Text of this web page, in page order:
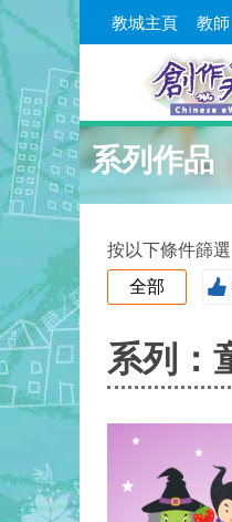
教城主頁 教師
系列作品
按以下條件篩選
全部
系列：